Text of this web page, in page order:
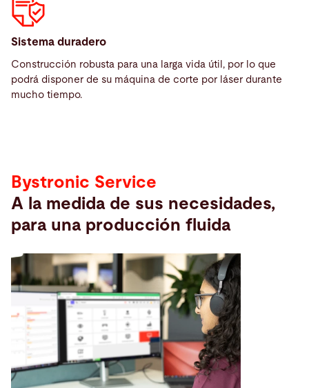
Sistema duradero
Construcción robusta para una larga vida útil, por lo que
podrá disponer de su máquina de corte por láser durante
mucho tiempo.
Service
Service
Bystronic Service
A la medida de sus necesidades,
para una producción fluida